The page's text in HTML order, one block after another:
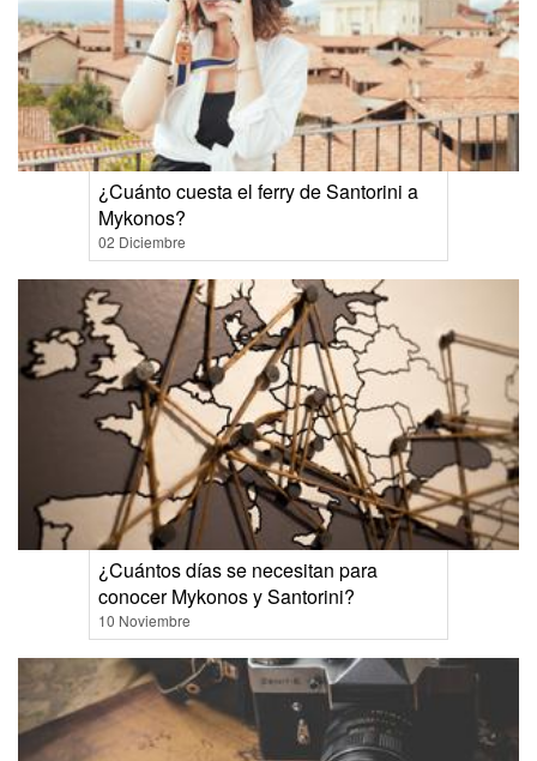
¿Cuánto cuesta el ferry de Santorini a
Mykonos?
02 Diciembre
¿Cuántos días se necesitan para
conocer Mykonos y Santorini?
10 Noviembre